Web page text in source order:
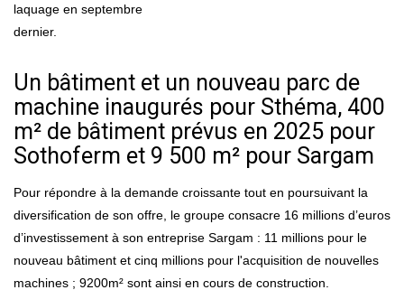
laquage en septembre
dernier.
Un bâtiment et un nouveau parc de
machine inaugurés pour Sthéma, 400
m² de bâtiment prévus en 2025 pour
Sothoferm et 9 500 m² pour Sargam
Pour répondre à la demande croissante tout en poursuivant la
diversification de son offre, le groupe consacre 16 millions d’euros
d’investissement à son entreprise Sargam : 11 millions pour le
nouveau bâtiment et cinq millions pour l'acquisition de nouvelles
machines ; 9200m² sont ainsi en cours de construction.